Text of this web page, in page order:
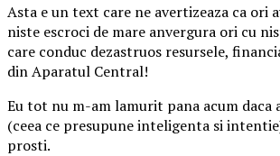
Asta e un text care ne avertizeaza ca ori
niste escroci de mare anvergura ori cu
care conduc dezastruos resursele,
din Aparatul Central!
Eu tot nu m-am lamurit pana acum daca
(ceea ce presupune inteligenta si
prosti.